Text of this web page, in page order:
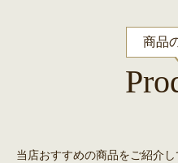
商品
当店おすすめの商品をご紹介